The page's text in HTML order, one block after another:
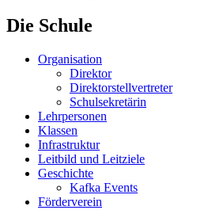
Die Schule
Organisation
Direktor
Direktorstellvertreter
Schulsekretärin
Lehrpersonen
Klassen
Infrastruktur
Leitbild und Leitziele
Geschichte
Kafka Events
Förderverein